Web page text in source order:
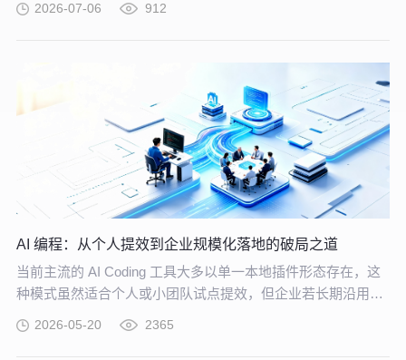
告别人工逐条标注、清洗的低效方式。
2026-07-06 912
AI 编程：从个人提效到企业规模化落地的破局之道
当前主流的 AI Coding 工具大多以单一本地插件形态存在，这
种模式虽然适合个人或小团队试点提效，但企业若长期沿用这
2026-05-20 2365